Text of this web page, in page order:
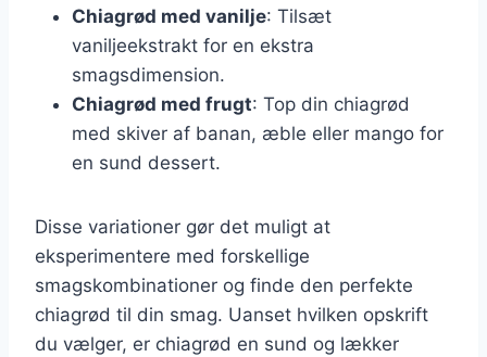
Chiagrød med vanilje: Tilsæt
vaniljeekstrakt for en ekstra
smagsdimension.
Chiagrød med frugt: Top din chiagrød
med skiver af banan, æble eller mango for
en sund dessert.
Disse variationer gør det muligt at
eksperimentere med forskellige
smagskombinationer og finde den perfekte
chiagrød til din smag. Uanset hvilken opskrift
du vælger, er chiagrød en sund og lækker